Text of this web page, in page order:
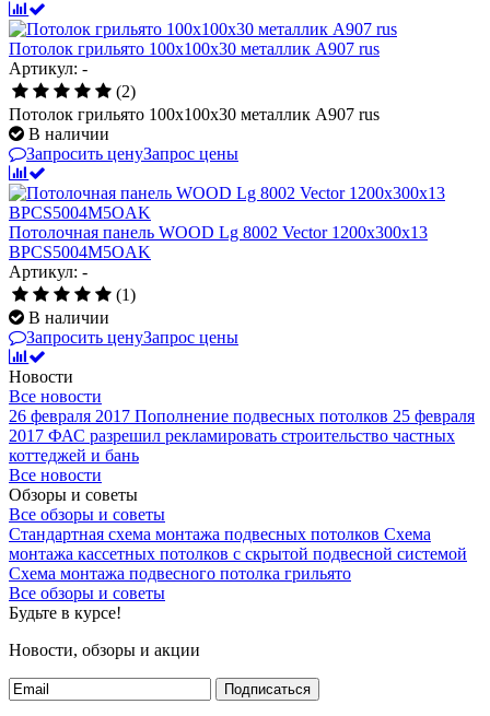
Потолок грильято 100х100х30 металлик А907 rus
Артикул: -
(2)
Потолок грильято 100х100х30 металлик А907 rus
В наличии
Запросить ценуЗапрос цены
Потолочная панель WOOD Lg 8002 Vector 1200x300x13
BPCS5004M5OAK
Артикул: -
(1)
В наличии
Запросить ценуЗапрос цены
Новости
Все новости
26 февраля 2017 Пополнение подвесных потолков 25 февраля
2017 ФАС разрешил рекламировать строительство частных
коттеджей и бань
Все новости
Обзоры и советы
Все обзоры и советы
Стандартная схема монтажа подвесных потолков Схема
монтажа кассетных потолков с скрытой подвесной системой
Схема монтажа подвесного потолка грильято
Все обзоры и советы
Будьте в курсе!
Новости, обзоры и акции
Подписаться